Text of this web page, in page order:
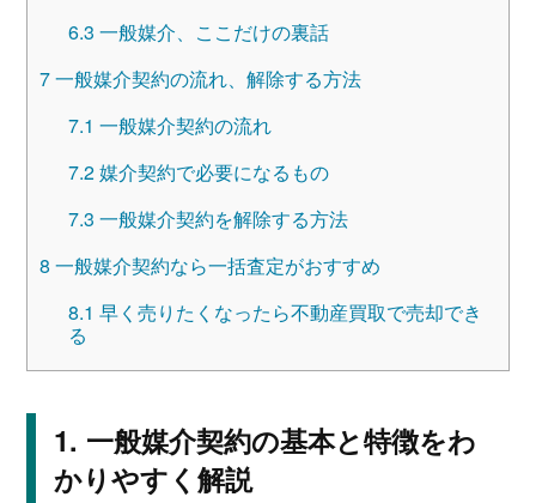
6.3 一般媒介、ここだけの裏話
7一般媒介契約の流れ、解除する方法
7.1 一般媒介契約の流れ
7.2媒介契約で必要になるもの
7.3 一般媒介契約を解除する方法
8 一般媒介契約なら一括査定がおすすめ
8.1 早く売りたくなったら不動産買取で売却でき
る
一般媒介契約の基本と特徴をわ
かりやすく解説